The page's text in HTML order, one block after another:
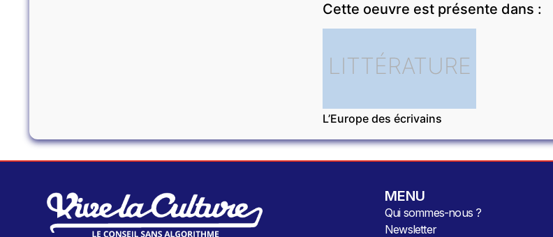
Cette oeuvre est présente dans :
LITTÉRATURE
L’Europe des écrivains
MENU
Qui sommes-nous ?
Newsletter